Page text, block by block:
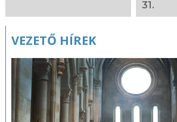
31.
VEZETŐ HÍREK